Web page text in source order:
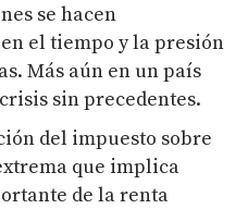
se hacen
el tiempo y la presión
Más aún en un país
sin precedentes.
del impuesto sobre
que implica
de la renta